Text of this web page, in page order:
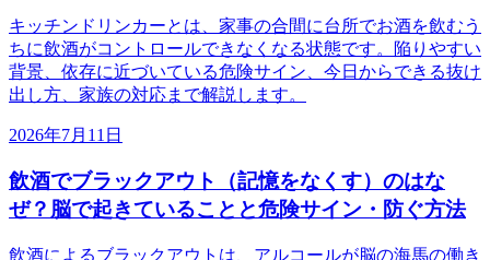
キッチンドリンカーとは、家事の合間に台所でお酒を飲むう
ちに飲酒がコントロールできなくなる状態です。陥りやすい
背景、依存に近づいている危険サイン、今日からできる抜け
出し方、家族の対応まで解説します。
2026年7月11日
飲酒でブラックアウト（記憶をなくす）のはな
ぜ？脳で起きていることと危険サイン・防ぐ方法
飲酒によるブラックアウトは、アルコールが脳の海馬の働き